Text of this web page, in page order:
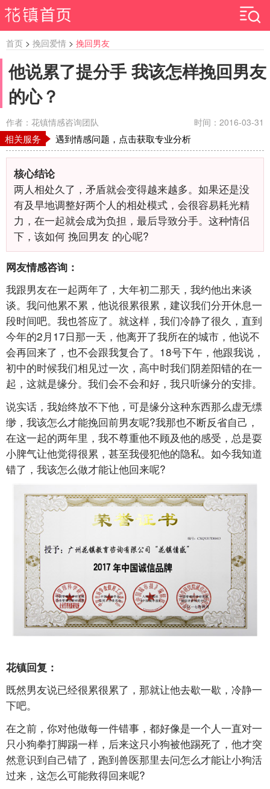
首页 > 挽回爱情 > 挽回男友
他说累了提分手 我该怎样挽回男友
的心？
作者：花镇情感咨询团队 时间：2016-03-31
相关服务 遇到情感问题，点击获取专业分析
核心结论
两人相处久了，矛盾就会变得越来越多。如果还是没
有及早地调整好两个人的相处模式，会很容易耗光精
力，在一起就会成为负担，最后导致分手。这种情侣
下，该如何 挽回男友 的心呢?
网友情感咨询：
我跟男友在一起两年了，大年初二那天，我约他出来谈
谈。我问他累不累，他说很累很累，建议我们分开休息一
段时间吧。我也答应了。就这样，我们冷静了很久，直到
今年的2月17日那一天，他离开了我所在的城市，他说不
会再回来了，也不会跟我复合了。18号下午，他跟我说，
初中的时候我们相见过一次，高中时我们阴差阳错的在一
起，这就是缘分。我们会不会和好，我只听缘分的安排。
说实话，我始终放不下他，可是缘分这种东西那么虚无缥
缈，我该怎么才能挽回前男友呢?我那也不断反省自己，
在这一起的两年里，我不尊重他不顾及他的感受，总是耍
小脾气让他觉得很累，甚至我侵犯他的隐私。如今我知道
错了，我该怎么做才能让他回来呢?
花镇回复：
既然男友说已经很累很累了，那就让他去歇一歇，冷静一
下吧。
在之前，你对他做每一件错事，都好像是一个人一直对一
只小狗拳打脚踢一样，后来这只小狗被他踢死了，他才突
然意识到自己错了，跑到兽医那里去问怎么才能让小狗活
过来，这怎么可能救得回来呢?